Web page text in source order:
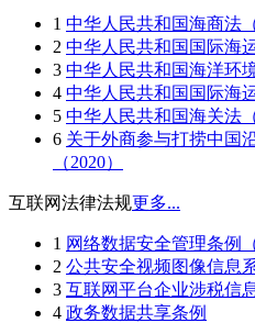
1 中华人民共和国海商法（
2 中华人民共和国国际海
3 中华人民共和国海洋环
4 中华人民共和国国际海
5 中华人民共和国海关法（
6 关于外商参与打捞中国
（2020）
互联网法律法规更多...
1 网络数据安全管理条例（
2 公共安全视频图像信息
3 互联网平台企业涉税信
4 政务数据共享条例